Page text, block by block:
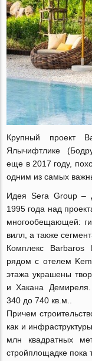
Крупный проект
Ялычифтлике
еще в 2017 году,
одним из самых
Идея Sera Group –
1995 года над
многообещающей:
вилл, а также
Комплекс Barbaros
рядом с отелем
этажа украшены
и Хакана
340 до 740 кв.м..
Причем
как и
млн квадратных
стройплощадке пока